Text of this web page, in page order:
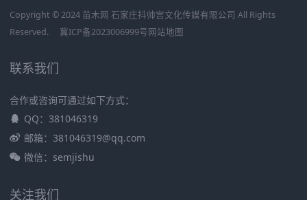
Copyright © 2024 苗木网 石家庄抖帅宫文化传媒有限公司 All Rights
Reserved.
冀ICP备2023006999号网站地图
联系我们
合作或咨询可通过如下方式：
QQ：381046319
邮箱：381046319@qq.com
微信：semjishu
关注我们